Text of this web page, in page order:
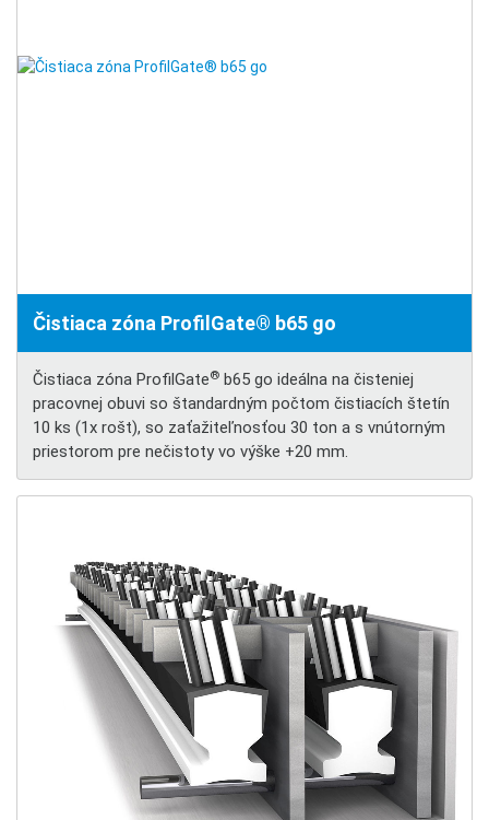
Čistiaca zóna ProfilGate® b65 go
Čistiaca zóna ProfilGate® b65 go ideálna na čisteniej
pracovnej obuvi so štandardným počtom čistiacích štetín
10 ks (1x rošt), so zaťažiteľnosťou 30 ton a s vnútorným
priestorom pre nečistoty vo výške +20 mm.